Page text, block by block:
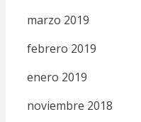
marzo 2019
febrero 2019
enero 2019
noviembre 2018